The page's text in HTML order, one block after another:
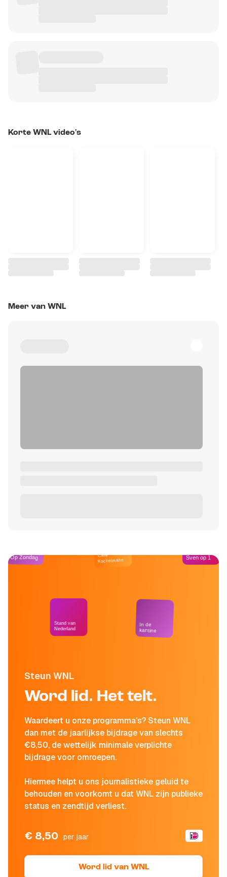
Korte WNL video's
Meer van WNL
Steun WNL
Word lid. Het telt.
Waardeert u onze programma's? Steun WNL
dan met de jaarlijkse bijdrage van slechts
€8,50, de wettelijk minimale verplichte
bijdrage voor omroepen.
Hiermee helpt u ons journalistieke geluid te
behouden en voorkomt u dat WNL zijn publieke
status en zendtijd verliest.
€ 8,50 per jaar
Word lid van WNL
Op Zondag
Stand van
Nederland
Café
Kockelmann
In de
kantine
Sven op 1